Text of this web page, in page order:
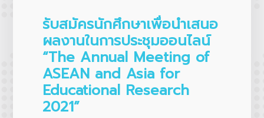
รับสมัครนักศึกษาเพื่อนำเสนอ
ผลงานในการประชุมออนไลน์
“The Annual Meeting of
ASEAN and Asia for
Educational Research
2021”